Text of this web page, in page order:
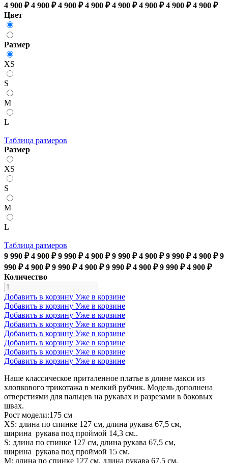
4 900 ₽ 4 900 ₽ 4 900 ₽ 4 900 ₽ 4 900 ₽ 4 900 ₽ 4 900 ₽ 4 900 ₽
Цвет
Размер
XS
S
M
L
Таблица размеров
Размер
XS
S
M
L
Таблица размеров
9 990 ₽ 4 900 ₽ 9 990 ₽ 4 900 ₽ 9 990 ₽ 4 900 ₽ 9 990 ₽ 4 900 ₽ 9
990 ₽ 4 900 ₽ 9 990 ₽ 4 900 ₽ 9 990 ₽ 4 900 ₽ 9 990 ₽ 4 900 ₽
Количество
Добавить в корзину Уже в корзине
Добавить в корзину Уже в корзине
Добавить в корзину Уже в корзине
Добавить в корзину Уже в корзине
Добавить в корзину Уже в корзине
Добавить в корзину Уже в корзине
Добавить в корзину Уже в корзине
Добавить в корзину Уже в корзине
Наше классическое приталенное платье в длине макси из
хлопкового трикотажа в мелкий рубчик. Модель дополнена
отверстиями для пальцев на рукавах и разрезами в боковых
швах.
Рост модели:175 см
XS: длина по спинке 127 см, длина рукава 67,5 см,
ширина рукава под проймой 14,3 см..
S: длина по спинке 127 см, длина рукава 67,5 см,
ширина рукава под проймой 15 см.
М: длина по спинке 127 см, длина рукава 67,5 см,